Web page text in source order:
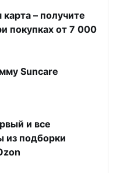
– получите
покупках от 7 000
Suncare
и все
из подборки